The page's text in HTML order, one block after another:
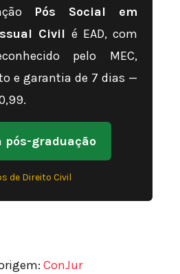
Pós Social em
Civil é EAD, com
pelo MEC,
e garantia de 7 dias —
pós-graduação
de Direito Civil
ConJur